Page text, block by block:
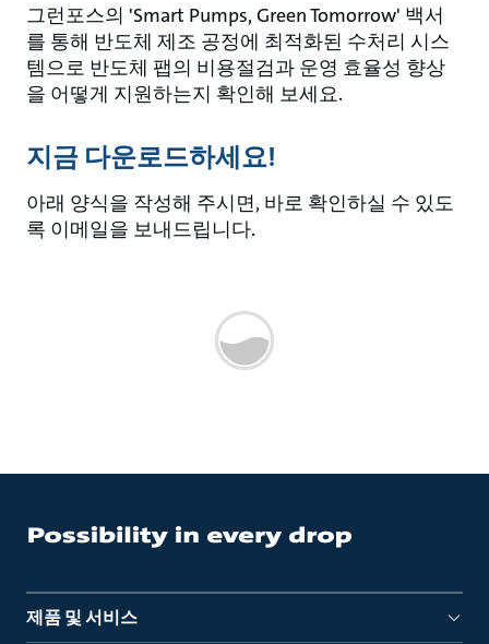
그런포스의 'Smart Pumps, Green Tomorrow' 백서
를 통해 반도체 제조 공정에 최적화된 수처리 시스
템으로 반도체 팹의 비용절검과 운영 효율성 향상
을 어떻게 지원하는지 확인해 보세요.
지금 다운로드하세요!
아래 양식을 작성해 주시면, 바로 확인하실 수 있도
록 이메일을 보내드립니다.
제품 및 서비스